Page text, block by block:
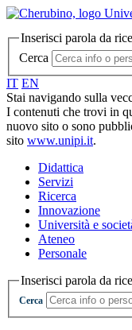
Inserisci parola da
Cerca
IT EN
Stai navigando sulla
I contenuti che trovi in
nuovo sito o sono
sito www.unipi.it.
Didattica
Servizi
Ricerca
Innovazione
Università e
Ateneo
Personale
Inserisci parola da
Cerca